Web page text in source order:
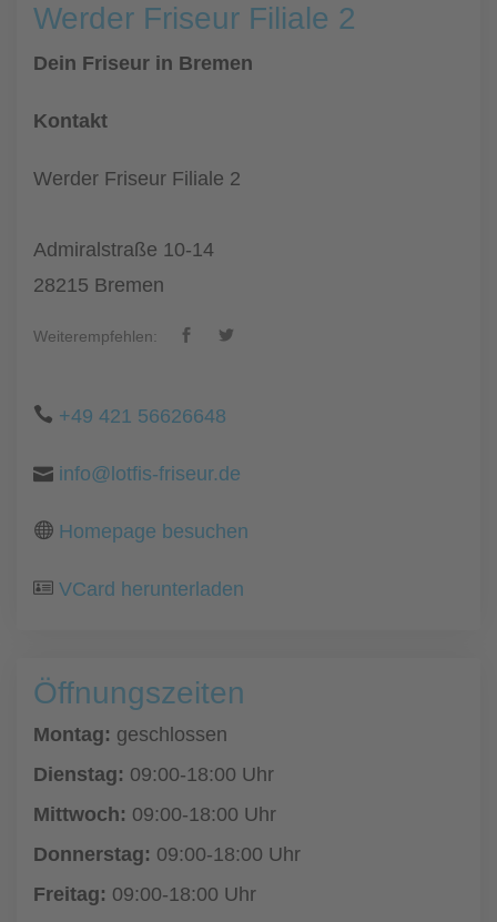
Werder Friseur Filiale 2
Dein Friseur in Bremen
Kontakt
Werder Friseur Filiale 2
Admiralstraße 10-14
28215 Bremen
Weiterempfehlen:
+49 421 56626648
info@lotfis-friseur.de
Homepage besuchen
VCard herunterladen
Öffnungszeiten
Montag: geschlossen
Dienstag: 09:00-18:00 Uhr
Mittwoch: 09:00-18:00 Uhr
Donnerstag: 09:00-18:00 Uhr
Freitag: 09:00-18:00 Uhr